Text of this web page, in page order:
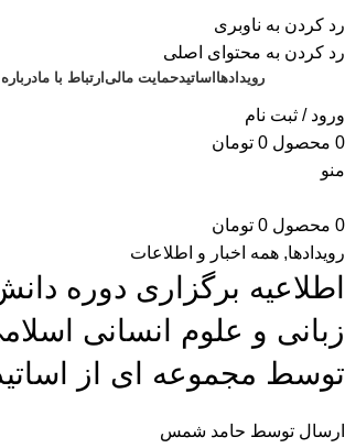
رد کردن به ناوبری
رد کردن به محتوای اصلی
برای طراحی سربرگ به بخش سربرگ ساز
رویدادها اساتیدحمایت مالی ارتباط با ما
ورود / ثبت نام
0 محصول 0 تومان
منو
0 محصول 0 تومان
رویدادها, همه اخبار و اطلاعات
اطلاعیه برگزاری دوره
زبانی و علوم انسانی
توسط مجموعه ای از
ارسال توسط حامد شمس